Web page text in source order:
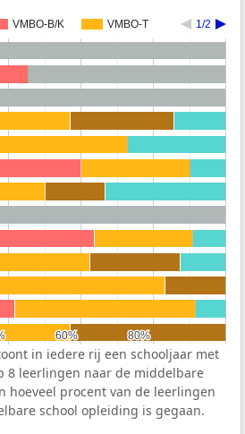
VMBO-B/K VMBO-T 1/2
60%
60% 80%
80%
in iedere rij een schooljaar met
8 leerlingen naar de middelbare
hoeveel procent van de leerlingen
school opleiding is gegaan.